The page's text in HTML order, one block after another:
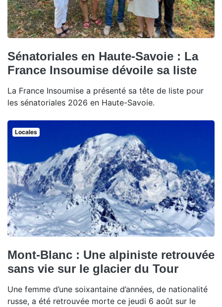
Sénatoriales en Haute-Savoie : La
France Insoumise dévoile sa liste
La France Insoumise a présenté sa tête de liste pour
les sénatoriales 2026 en Haute-Savoie.
Locales
Mont-Blanc : Une alpiniste retrouvée
sans vie sur le glacier du Tour
Une femme d’une soixantaine d’années, de nationalité
russe, a été retrouvée morte ce jeudi 6 août sur le